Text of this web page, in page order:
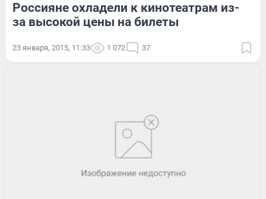
Россияне охладели к кинотеатрам из-
за высокой цены на билеты
23 января, 2015, 11:33 1 072 37